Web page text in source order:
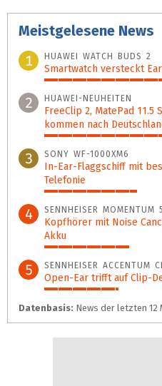
Meistgelesene News
1
HUAWEI WATCH BUDS 2
Smartwatch versteckt
100%
2 HUAWEI-NEUHEITEN
FreeClip 2, MatePad 11.5
kommen nach
52%
3 SONY WF-1000XM6
In-Ear-Flaggschiff mit
Telefonie
36%
4 SENNHEISER MOMENTUM
Kopfhörer mit Noise
Akku
33%
5 SENNHEISER ACCENTUM
Open-Ear trifft auf Clip-
29%
Datenbasis: News der letzten 12